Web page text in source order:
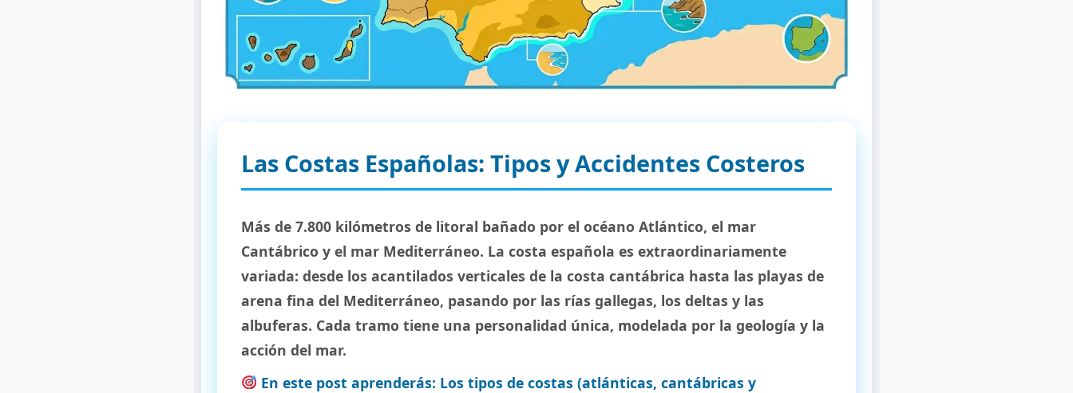
Las Costas Españolas: Tipos y Accidentes Costeros
Más de 7.800 kilómetros de litoral bañado por el océano Atlántico, el mar
Cantábrico y el mar Mediterráneo. La costa española es extraordinariamente
variada: desde los acantilados verticales de la costa cantábrica hasta las playas de
arena fina del Mediterráneo, pasando por las rías gallegas, los deltas y las
albuferas. Cada tramo tiene una personalidad única, modelada por la geología y la
acción del mar.
En este post aprenderás: Los tipos de costas (atlánticas, cantábricas y